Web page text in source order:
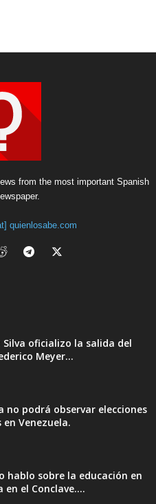
from the most important Spanish
quienlosabe.com
Silva oficializo la salida del
Meyer...
no podrá observar elecciones
Venezuela.
hablo sobre la educación en
el Conclave....